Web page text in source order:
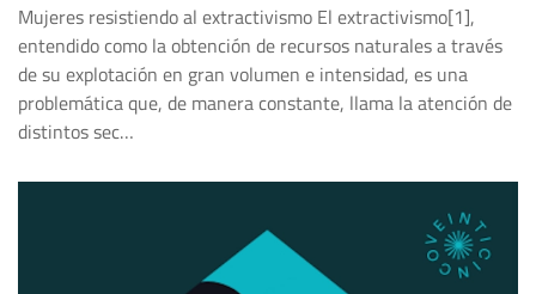
Mujeres resistiendo al extractivismo El extractivismo[1],
entendido como la obtención de recursos naturales a través
de su explotación en gran volumen e intensidad, es una
problemática que, de manera constante, llama la atención de
distintos sec…